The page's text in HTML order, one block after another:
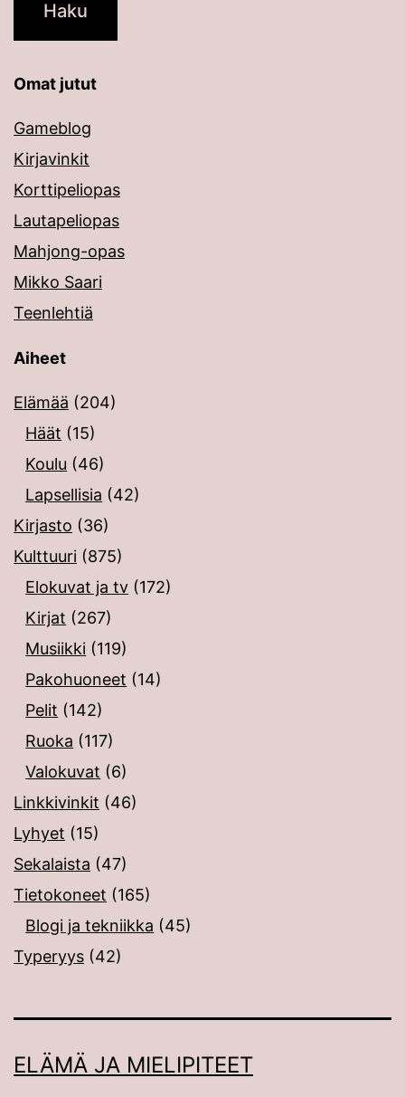
Omat jutut
Gameblog
Kirjavinkit
Korttipeliopas
Lautapeliopas
Mahjong-opas
Mikko Saari
Teenlehtiä
Aiheet
Elämää (204)
Häät (15)
Koulu (46)
Lapsellisia (42)
Kirjasto (36)
Kulttuuri (875)
Elokuvat ja tv (172)
Kirjat (267)
Musiikki (119)
Pakohuoneet (14)
Pelit (142)
Ruoka (117)
Valokuvat (6)
Linkkivinkit (46)
Lyhyet (15)
Sekalaista (47)
Tietokoneet (165)
Blogi ja tekniikka (45)
Typeryys (42)
ELÄMÄ JA MIELIPITEET